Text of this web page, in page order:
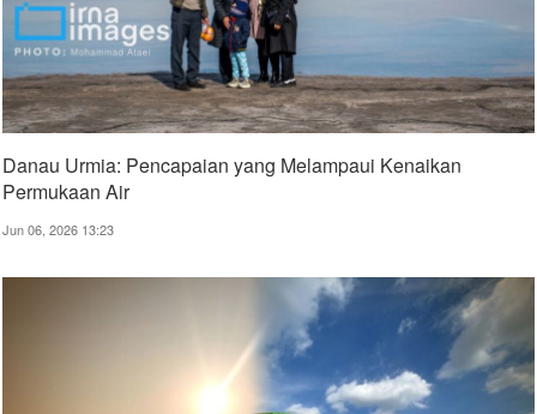
Danau Urmia: Pencapaian yang Melampaui Kenaikan
Permukaan Air
Jun 06, 2026 13:23